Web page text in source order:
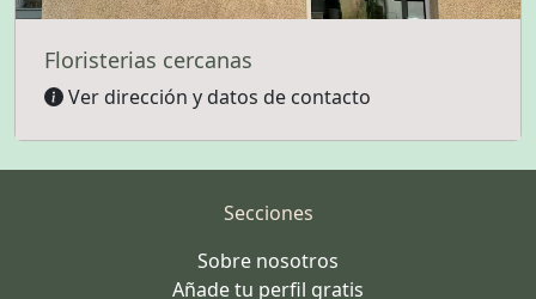
Floristerias cercanas
Ver dirección y datos de contacto
Secciones
Sobre nosotros
Añade tu perfil gratis